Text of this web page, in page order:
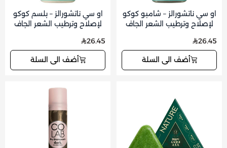
او سي ناتشورالز – شامبو كوكو
لإصلاح وترطيب الشعر الجاف
26.45
أضف الى السلة
او سي ناتشورالز – بلسم كوكو
لإصلاح وترطيب الشعر الجاف
26.45
أضف الى السلة